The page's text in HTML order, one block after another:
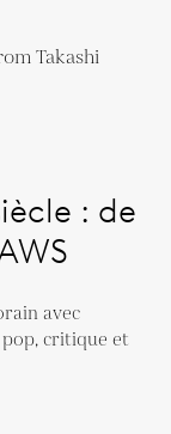
: de
avec
pop, critique et